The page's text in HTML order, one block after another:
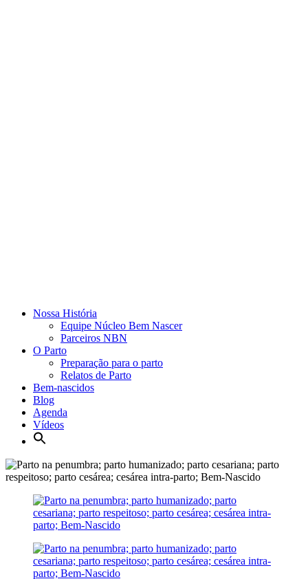
Nossa História
Equipe Núcleo Bem Nascer
Parceiros NBN
O Parto
Preparação para o parto
Relatos de Parto
Bem-nascidos
Blog
Agenda
Vídeos